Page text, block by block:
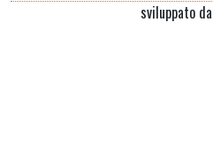
sviluppato da